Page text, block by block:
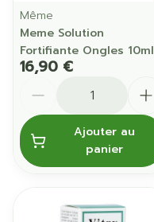
Même
Meme Solution
Fortifiante Ongles 10ml
16,90 €
Ajouter au
panier